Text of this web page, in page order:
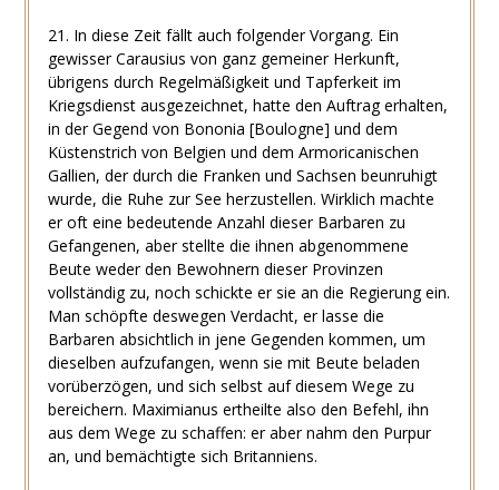
21. In diese Zeit fällt auch folgender Vorgang. Ein
gewisser Carausius von ganz gemeiner Herkunft,
übrigens durch Regelmäßigkeit und Tapferkeit im
Kriegsdienst ausgezeichnet, hatte den Auftrag erhalten,
in der Gegend von Bononia [Boulogne] und dem
Küstenstrich von Belgien und dem Armoricanischen
Gallien, der durch die Franken und Sachsen beunruhigt
wurde, die Ruhe zur See herzustellen. Wirklich machte
er oft eine bedeutende Anzahl dieser Barbaren zu
Gefangenen, aber stellte die ihnen abgenommene
Beute weder den Bewohnern dieser Provinzen
vollständig zu, noch schickte er sie an die Regierung ein.
Man schöpfte deswegen Verdacht, er lasse die
Barbaren absichtlich in jene Gegenden kommen, um
dieselben aufzufangen, wenn sie mit Beute beladen
vorüberzögen, und sich selbst auf diesem Wege zu
bereichern. Maximianus ertheilte also den Befehl, ihn
aus dem Wege zu schaffen: er aber nahm den Purpur
an, und bemächtigte sich Britanniens.